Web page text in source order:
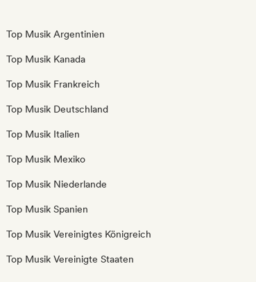
Top Musik Argentinien
Top Musik Kanada
Top Musik Frankreich
Top Musik Deutschland
Top Musik Italien
Top Musik Mexiko
Top Musik Niederlande
Top Musik Spanien
Top Musik Vereinigtes Königreich
Top Musik Vereinigte Staaten